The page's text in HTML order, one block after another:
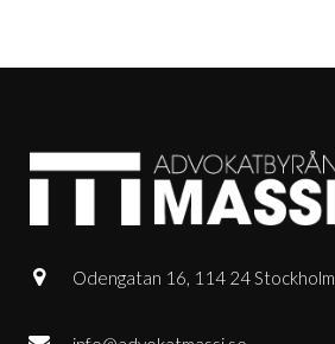
Odengatan 16, 114 24 Stockholm